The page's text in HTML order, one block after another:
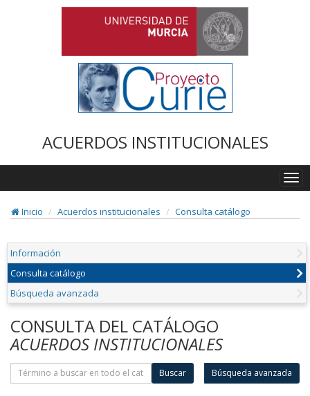
ACUERDOS INSTITUCIONALES
Inicio
Acuerdos institucionales Consulta catálogo
Información
Consulta catálogo
Búsqueda avanzada
CONSULTA DEL CATÁLOGO
ACUERDOS INSTITUCIONALES
Buscar Búsqueda avanzada